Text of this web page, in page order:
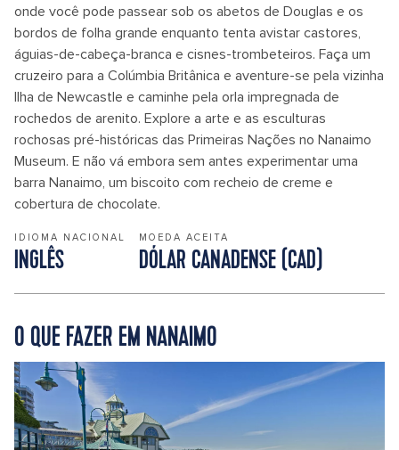
onde você pode passear sob os abetos de Douglas e os
bordos de folha grande enquanto tenta avistar castores,
águias-de-cabeça-branca e cisnes-trombeteiros. Faça um
cruzeiro para a Colúmbia Britânica e aventure-se pela vizinha
Ilha de Newcastle e caminhe pela orla impregnada de
rochedos de arenito. Explore a arte e as esculturas
rochosas pré-históricas das Primeiras Nações no Nanaimo
Museum. E não vá embora sem antes experimentar uma
barra Nanaimo, um biscoito com recheio de creme e
cobertura de chocolate.
IDIOMA NACIONAL
INGLÊS
MOEDA ACEITA
DÓLAR CANADENSE (CAD)
O QUE FAZER EM NANAIMO